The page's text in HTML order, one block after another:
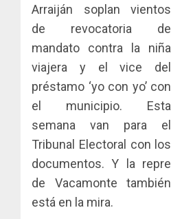
Arraiján soplan vientos
de revocatoria de
mandato contra la niña
viajera y el vice del
préstamo ‘yo con yo’ con
el municipio. Esta
semana van para el
Tribunal Electoral con los
documentos. Y la repre
de Vacamonte también
está en la mira.